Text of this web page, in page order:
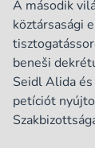
A második
köztársasági
beneši
Seidl Alida
petíciót